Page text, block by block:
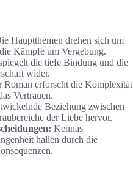
Hauptthemen drehen sich um
Kämpfe um Vergebung.
die tiefe Bindung und die
wider.
Roman erforscht die Komplexität
Vertrauen.
Beziehung zwischen
der Liebe hervor.
Kennas
hallen durch die